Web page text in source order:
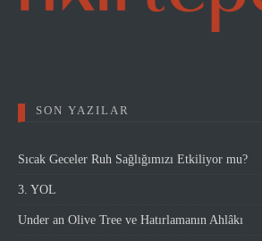
SON YAZILAR
Sıcak Geceler Ruh Sağlığımızı Etkiliyor mu?
3. YOL
Under an Olive Tree ve Hatırlamanın Ahlâkı